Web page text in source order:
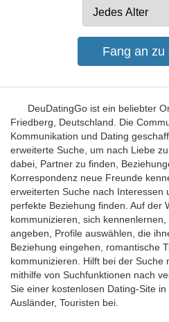
DeuDatingGo ist ein beliebter
Friedberg, Deutschland. Die
Kommunikation und Dating
erweiterte Suche, um nach Liebe
dabei, Partner zu finden,
Korrespondenz neue Freunde
erweiterten Suche nach Interessen
perfekte Beziehung finden. Auf der
kommunizieren, sich
angeben, Profile auswählen, die
Beziehung eingehen, romantische
kommunizieren. Hilft bei der Suche
mithilfe von Suchfunktionen nach
Sie einer kostenlosen Dating-Site
Ausländer, Touristen bei.